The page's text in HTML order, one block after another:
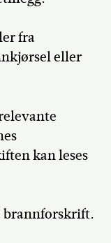
fra
eller
kan leses
brannforskrift.